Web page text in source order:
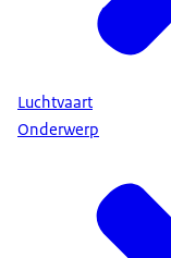
Luchtvaart
Onderwerp